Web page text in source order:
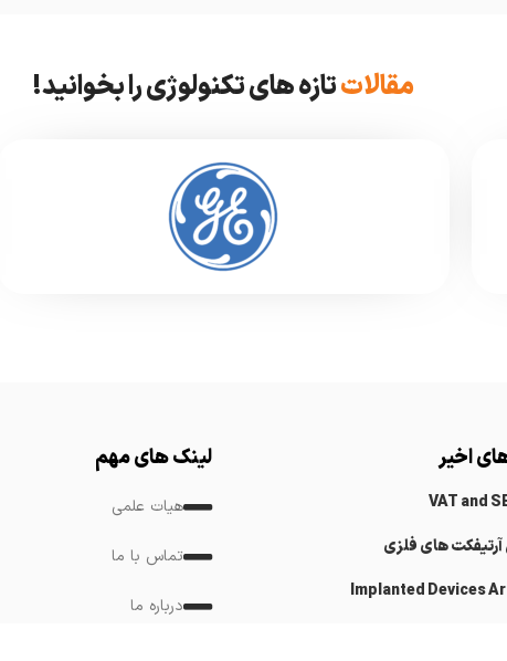
مقالاتتازه های تکنولوژی را بخوانید!
اخیر
VAT and
های فلزی
Implanted Devices
لینک های مهم
هیات علمی
تماس با ما
درباره ما